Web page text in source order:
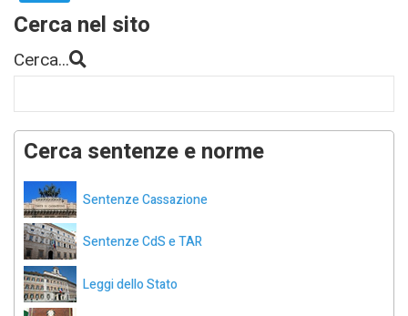
Cerca nel sito
Cerca...
Cerca sentenze e norme
Sentenze Cassazione
Sentenze CdS e TAR
Leggi dello Stato